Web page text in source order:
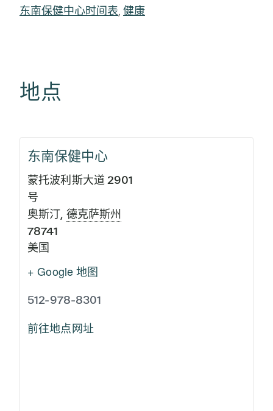
东南保健中心时间表, 健康
地点
东南保健中心
蒙托波利斯大道 2901
号
奥斯汀, 德克萨斯州
78741
美国
+ Google 地图
512-978-8301
前往地点网址